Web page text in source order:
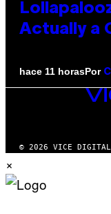
Actually a
hace 11 horasPor
VICE
MEDIA
© 2026 VICE
×